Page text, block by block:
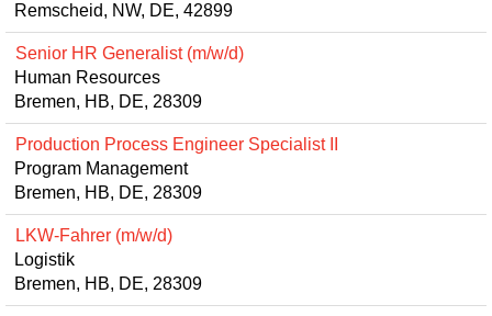
Remscheid, NW, DE, 42899
Senior HR Generalist (m/w/d)
Human Resources
Bremen, HB, DE, 28309
Production Process Engineer Specialist II
Program Management
Bremen, HB, DE, 28309
LKW-Fahrer (m/w/d)
Logistik
Bremen, HB, DE, 28309